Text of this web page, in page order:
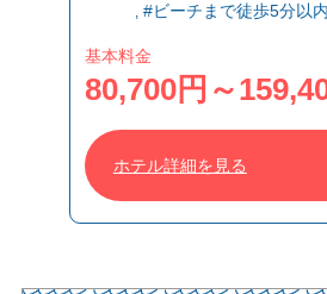
#ビーチまで徒歩5分以内
基本料金
80,700円～
ホテル詳細を見る